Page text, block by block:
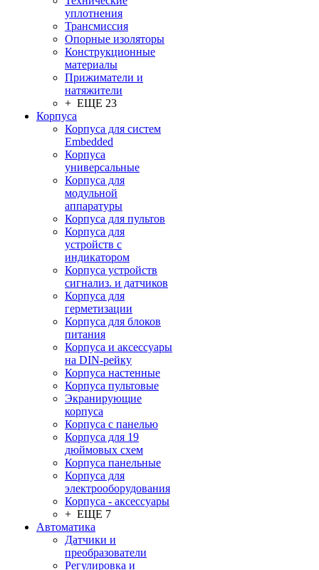
уплотнения
Трансмиссия
Опорные изоляторы
Конструкционные
материалы
Прижиматели и
натяжители
+ ЕЩЕ 23
Корпуса
Корпуса для систем
Embedded
Корпуса
универсальные
Корпуса для
модульной
аппаратуры
Корпуса для пультов
Корпуса для
устройств с
индикатором
Корпуса устройств
сигнализ. и датчиков
Корпуса для
герметизации
Корпуса для блоков
питания
Корпуса и аксессуары
на DIN-рейку
Корпуса настенные
Корпуса пультовые
Экранирующие
корпуса
Корпуса с панелью
Корпуса для 19
дюймовых схем
Корпуса панельные
Корпуса для
электрооборудования
Корпуса - аксессуары
+ ЕЩЕ 7
Автоматика
Датчики и
преобразователи
Регулировка и